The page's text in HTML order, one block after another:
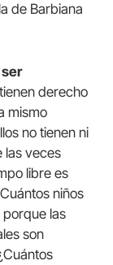
de Barbiana
derecho
mismo
no tienen ni
las veces
libre es
niños
las
son